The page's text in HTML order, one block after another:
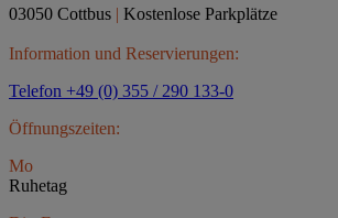
03050 Cottbus | Kostenlose Parkplätze
Information und Reservierungen:
Telefon +49 (0) 355 / 290 133-0
Öffnungszeiten:
Mo
Ruhetag